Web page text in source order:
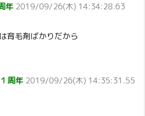
年 2019/09/26(木) 14:34:28.63
育毛剤ばかりだから
周年 2019/09/26(木) 14:35:31.55